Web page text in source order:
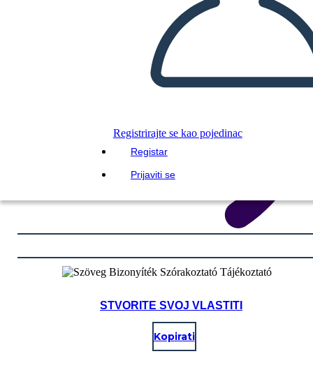
Registrirajte se kao pojedinac
Registar
Prijaviti se
STVORITE SVOJ VLASTITI
Kopirati